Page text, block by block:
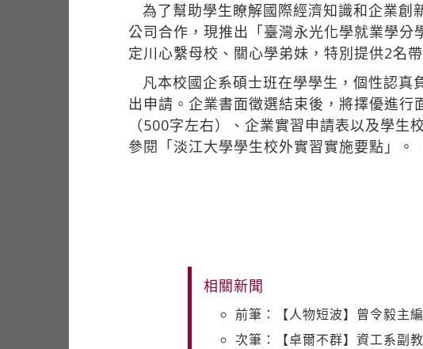
為了幫助學生瞭解國際經濟知識和企業創
公司合作，現推出「臺灣永光化學就業學
定川心繫母校、關心學弟妹，特別提供2名
凡本校國企系碩士班在學學生，個性認
出申請。企業書面徵選結束後，將擇優進
（500字左右）、企業實習申請表以及學
參閱「淡江大學學生校外實習實施要點」。
相關新聞
前筆：【人物短波】曾令毅主
次筆：【卓爾不群】資工系副